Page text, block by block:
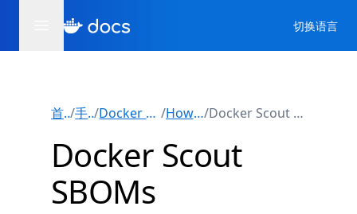
切换语言
首页/ 手册/ Docker Scout / How-tos/ Docker Scout SBOMs
Docker Scout
SBOMs